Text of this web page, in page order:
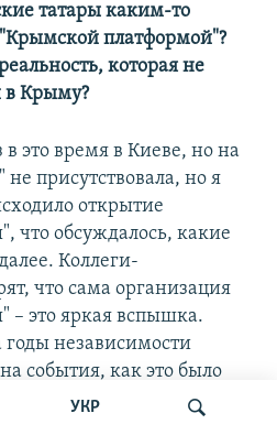
УКР
татары каким-то
платформой"?
которая не
в Крыму?
это время в Киеве, но на
присутствовала, но я
открытие
что обсуждалось, какие
Коллеги-
что сама организация
это яркая вспышка.
независимости
события, как это было
инициатора чего-то